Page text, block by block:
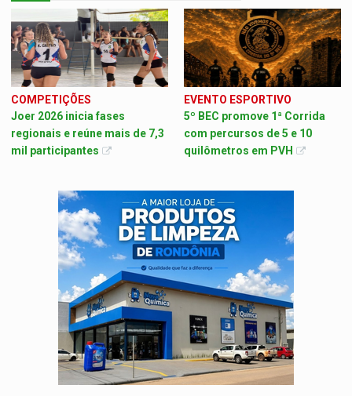
COMPETIÇÕES
Joer 2026 inicia fases
regionais e reúne mais de 7,3
mil participantes
EVENTO ESPORTIVO
5º BEC promove 1ª Corrida
com percursos de 5 e 10
quilômetros em PVH